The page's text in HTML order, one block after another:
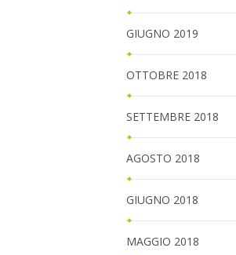
GIUGNO 2019
OTTOBRE 2018
SETTEMBRE 2018
AGOSTO 2018
GIUGNO 2018
MAGGIO 2018